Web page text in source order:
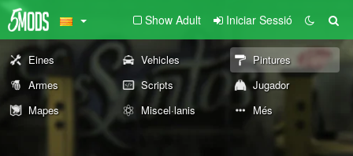
Show Adult Iniciar Sessió
Eines Vehicles
Pintures
Armes
Scripts
Jugador
Mapes
Miscel·lanis Més